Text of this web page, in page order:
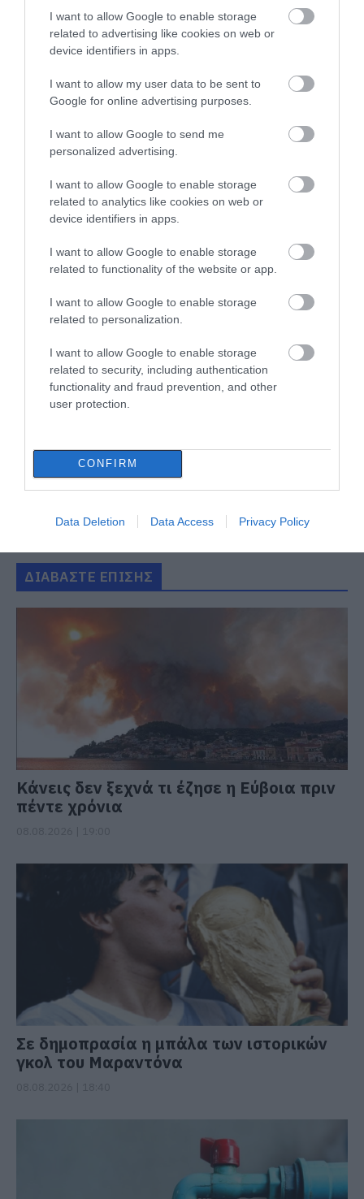
I want to allow Google to enable storage
related to advertising like cookies on web or
device identifiers in apps.
I want to allow my user data to be sent to
Google for online advertising purposes.
I want to allow Google to send me
personalized advertising.
I want to allow Google to enable storage
related to analytics like cookies on web or
device identifiers in apps.
I want to allow Google to enable storage
related to functionality of the website or app.
I want to allow Google to enable storage
related to personalization.
I want to allow Google to enable storage
related to security, including authentication
functionality and fraud prevention, and other
user protection.
CONFIRM
Data Deletion Data Access Privacy Policy
ΔΙΑΒΑΣΤΕ ΕΠΙΣΗΣ
Κάνεις δεν ξεχνά τι έζησε η Εύβοια πριν
πέντε χρόνια
Σε δημοπρασία η μπάλα των ιστορικών
γκολ του Μαραντόνα